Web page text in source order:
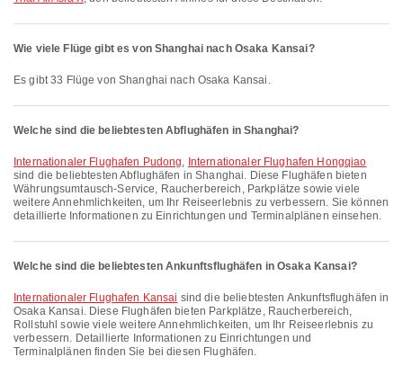
Wie viele Flüge gibt es von Shanghai nach Osaka Kansai?
Es gibt 33 Flüge von Shanghai nach Osaka Kansai.
Welche sind die beliebtesten Abflughäfen in Shanghai?
Internationaler Flughafen Pudong, Internationaler Flughafen Hongqiao
sind die beliebtesten Abflughäfen in Shanghai. Diese Flughäfen bieten
Währungsumtausch-Service, Raucherbereich, Parkplätze sowie viele
weitere Annehmlichkeiten, um Ihr Reiseerlebnis zu verbessern. Sie können
detaillierte Informationen zu Einrichtungen und Terminalplänen einsehen.
Welche sind die beliebtesten Ankunftsflughäfen in Osaka Kansai?
Internationaler Flughafen Kansai sind die beliebtesten Ankunftsflughäfen in
Osaka Kansai. Diese Flughäfen bieten Parkplätze, Raucherbereich,
Rollstuhl sowie viele weitere Annehmlichkeiten, um Ihr Reiseerlebnis zu
verbessern. Detaillierte Informationen zu Einrichtungen und
Terminalplänen finden Sie bei diesen Flughäfen.